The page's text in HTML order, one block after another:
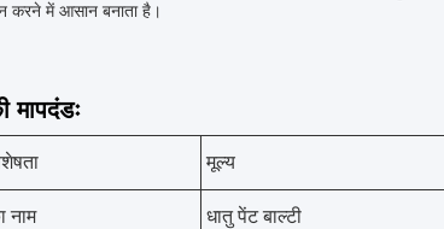
करने में आसान बनाता है।
मापदंडः
मूल्य
नाम धातु पेंट बाल्टी